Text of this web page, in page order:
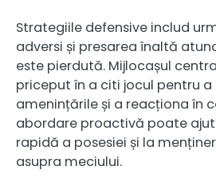
Strategiile defensive includ
adversi și presarea înaltă
este pierdută. Mijlocașul
priceput în a citi jocul pentru
amenințările și a reacționa în
abordare proactivă poate
rapidă a posesiei și la
asupra meciului.